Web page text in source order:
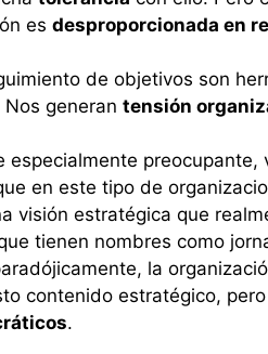
es desproporcionada en
de objetivos son
generan tensión
preocupante,
en este tipo de
visión estratégica que
tienen nombres como
la
contenido estratégico,
.